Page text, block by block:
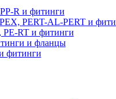
R и фитинги
PERT-AL-PERT и
PE-RT и фитинги
и фланцы
фитинги